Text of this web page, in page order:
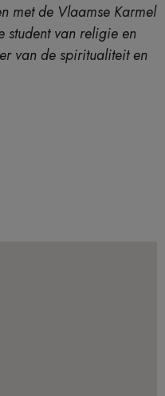
met de Vlaamse Karmel
student van religie en
van de spiritualiteit en